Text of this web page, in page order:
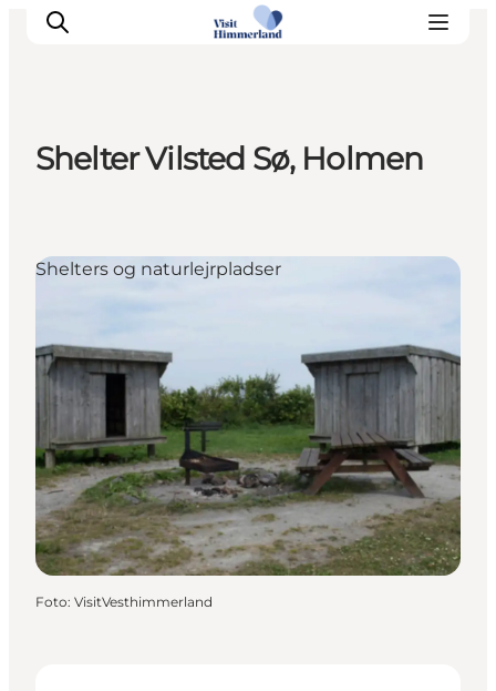
Himmerlandsbyer
DET SKER
Book Oplevelser
Praktisk info
Shelter Vilsted Sø, Holmen
Shelters og naturlejrpladser
Foto: VisitVesthimmerland